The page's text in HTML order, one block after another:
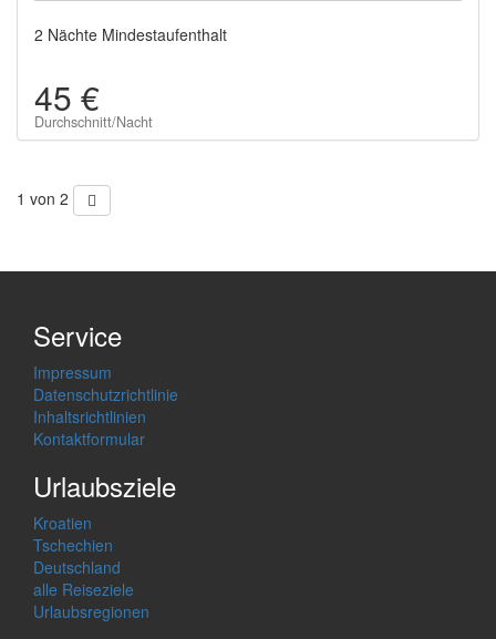
2 Nächte Mindestaufenthalt
45 €
Durchschnitt/Nacht
1 von 2
Service
Impressum
Datenschutzrichtlinie
Inhaltsrichtlinien
Kontaktformular
Urlaubsziele
Kroatien
Tschechien
Deutschland
alle Reiseziele
Urlaubsregionen